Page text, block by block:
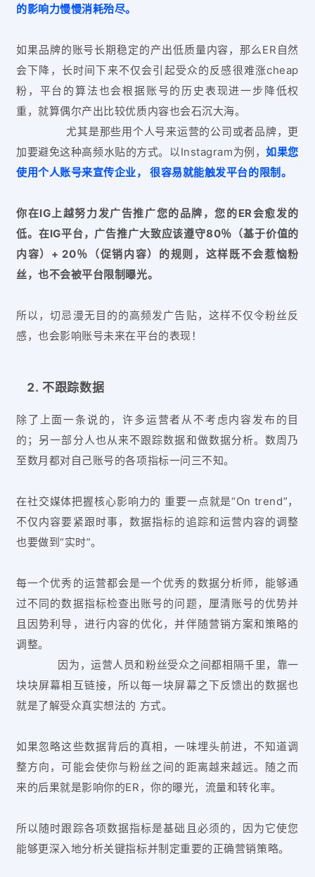
的影响力慢慢消耗殆尽。
如果品牌的账号长期稳定的产出低质量内容，那么ER自然
会下降，长时间下来不仅会引起受众的反感很难涨cheap
粉，平台的算法也会根据账号的历史表现进一步降低权
重，就算偶尔产出比较优质内容也会石沉大海。
尤其是那些用个人号来运营的公司或者品牌，更
加要避免这种高频水贴的方式。以Instagram为例，如果您
使用个人账号来宣传企业， 很容易就能触发平台的限制。
你在IG上越努力发广告推广您的品牌，您的ER会愈发的
低。在IG平台，广告推广大致应该遵守80％（基于价值的
内容）+ 20％（促销内容）的规则，这样既不会惹恼粉
丝，也不会被平台限制曝光。
所以，切忌漫无目的的高频发广告贴，这样不仅令粉丝反
感，也会影响账号未来在平台的表现！
不跟踪数据
除了上面一条说的，许多运营者从不考虑内容发布的目
的；另一部分人也从来不跟踪数据和做数据分析。数周乃
至数月都对自己账号的各项指标一问三不知。
在社交媒体把握核心影响力的 重要一点就是“On trend”，
不仅内容要紧跟时事，数据指标的追踪和运营内容的调整
也要做到“实时”。
每一个优秀的运营都会是一个优秀的数据分析师，能够通
过不同的数据指标检查出账号的问题，厘清账号的优势并
且因势利导，进行内容的优化，并伴随营销方案和策略的
调整。
因为，运营人员和粉丝受众之间都相隔千里，靠一
块块屏幕相互链接，所以每一块屏幕之下反馈出的数据也
就是了解受众真实想法的 方式。
如果忽略这些数据背后的真相，一味埋头前进，不知道调
整方向，可能会使你与粉丝之间的距离越来越远。 随之而
来的后果就是影响你的ER，你的曝光，流量和转化率。
所以随时跟踪各项数据指标是基础且必须的，因为它使您
能够更深入地分析关键指标并制定重要的正确营销策略。